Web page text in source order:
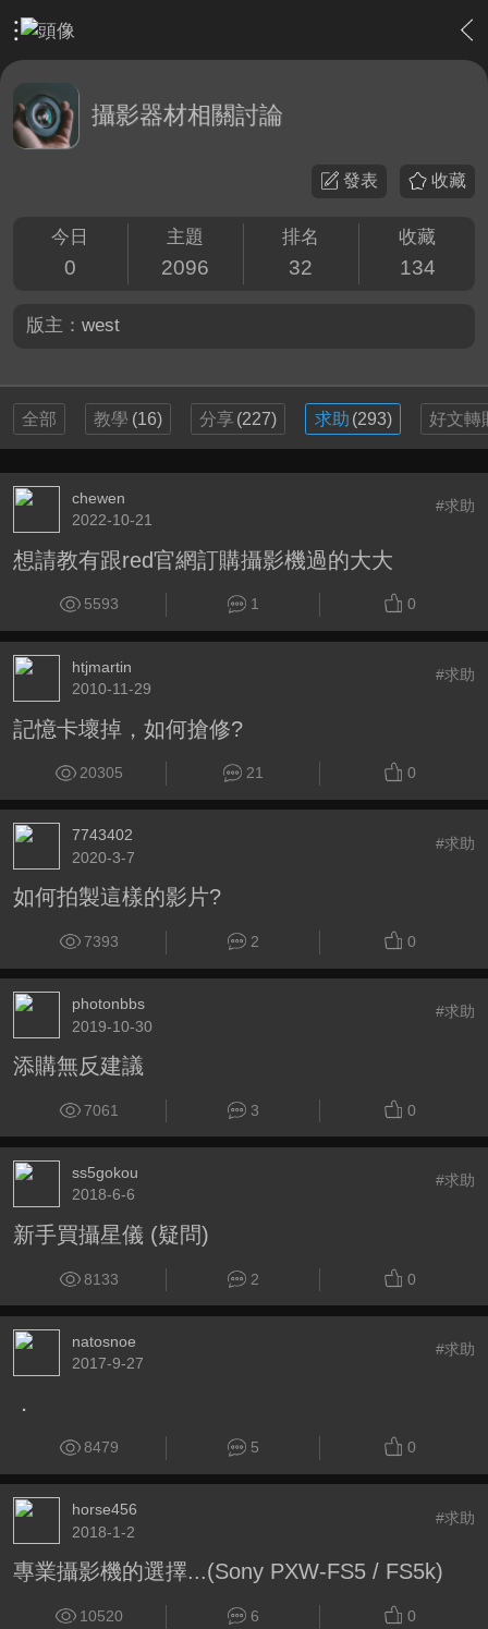
影片創作區 › 攝影器材相關討論
攝影器材相關討論
收藏
發表
今日
0
主題
2096
排名
32
收藏
134
版主： west
全部 教學 (16) 分享 (227) 求助 (293) 好文轉
chewen
2022-10-21
#求助
想請教有跟red官網訂購攝影機過的大大
5593 1 0
htjmartin
2010-11-29
#求助
記憶卡壞掉，如何搶修?
20305 21 0
7743402
2020-3-7
#求助
如何拍製這樣的影片?
7393 2 0
photonbbs
2019-10-30
#求助
添購無反建議
7061 3 0
ss5gokou
2018-6-6
#求助
新手買攝星儀 (疑問)
8133 2 0
natosnoe
2017-9-27
#求助
．
8479 5 0
horse456
2018-1-2
#求助
專業攝影機的選擇...(Sony PXW-FS5 / FS5k)
10520 6 0